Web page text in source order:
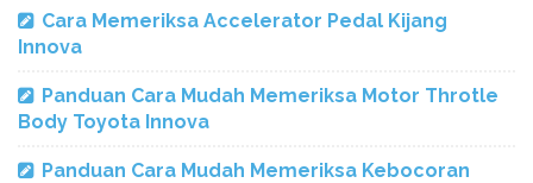
Cara Memeriksa Accelerator Pedal Kijang
Innova
Panduan Cara Mudah Memeriksa Motor Throtle
Body Toyota Innova
Panduan Cara Mudah Memeriksa Kebocoran